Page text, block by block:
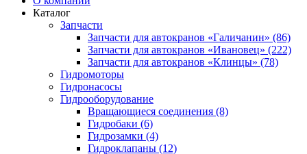
Каталог
Запчасти
Запчасти для автокранов «Галичанин» (86)
Запчасти для автокранов «Ивановец» (222)
Запчасти для автокранов «Клинцы» (78)
Гидромоторы
Гидронасосы
Гидрооборудование
Вращающиеся соединения (8)
Гидробаки (6)
Гидрозамки (4)
Гидроклапаны (12)